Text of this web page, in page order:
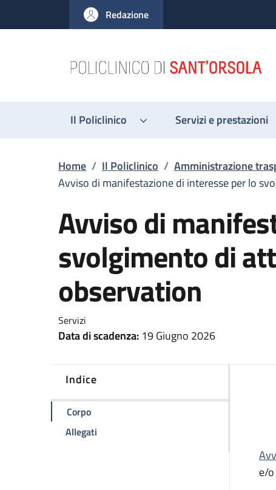
al contenuto principale
to footer content
Redazione
Il Policlinico Servizi e prestazioni
Briciole di pane
Home / Il Policlinico / Amministrazione
Avviso di manifestazione di interesse per lo
Avviso di
svolgimento di
observation
Servizi
Data di scadenza: 19 Giugno 2026
Indice
Corpodella pagina Avviso di manifestazione di
Allegati
e/